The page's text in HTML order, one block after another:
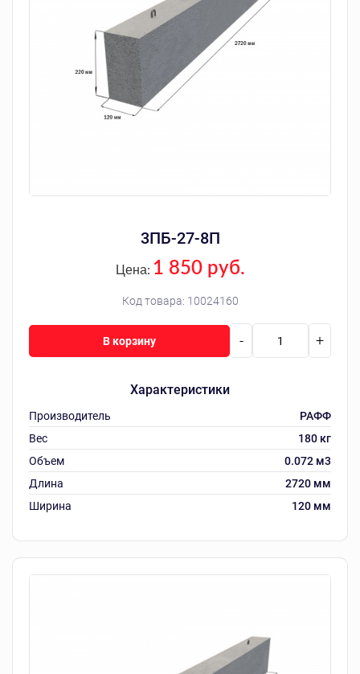
3ПБ-27-8П
Код товара: 10024160
Цена: 1 850 руб.
Характеристики
Производитель
РАФФ
Вес
180 кг
Объем
0.072 м3
Длина
2720 мм
Ширина
120 мм
- +
В корзину